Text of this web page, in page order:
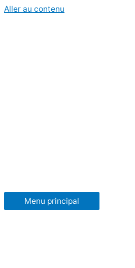
Aller au contenu
Menu principal